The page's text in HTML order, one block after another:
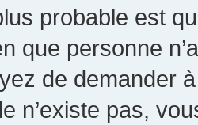
probable est
que personne
de demander
n’existe pas,